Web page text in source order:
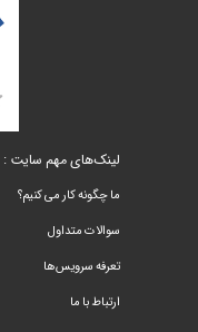
لینک‌های مهم سایت :
ما چگونه کار می کنیم؟
سوالات متداول
تعرفه سرویس‌ها
ارتباط با ما